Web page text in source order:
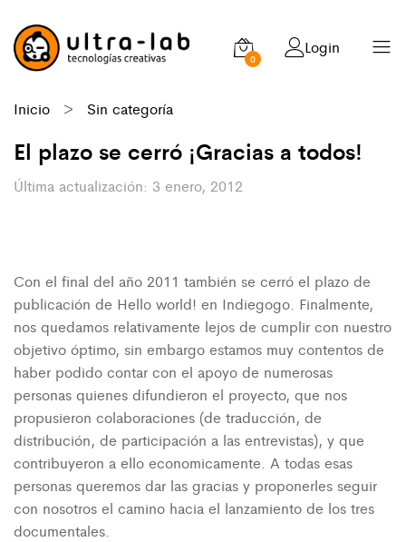
0
Login
Inicio > Sin categoría
El plazo se cerró ¡Gracias a todos!
3 enero, 2012
Con el final del año 2011 también se cerró el plazo de
publicación de Hello world! en Indiegogo. Finalmente,
nos quedamos relativamente lejos de cumplir con nuestro
objetivo óptimo, sin embargo estamos muy contentos de
haber podido contar con el apoyo de numerosas
personas quienes difundieron el proyecto, que nos
propusieron colaboraciones (de traducción, de
distribución, de participación a las entrevistas), y que
contribuyeron a ello economicamente. A todas esas
personas queremos dar las gracias y proponerles seguir
con nosotros el camino hacia el lanzamiento de los tres
documentales.